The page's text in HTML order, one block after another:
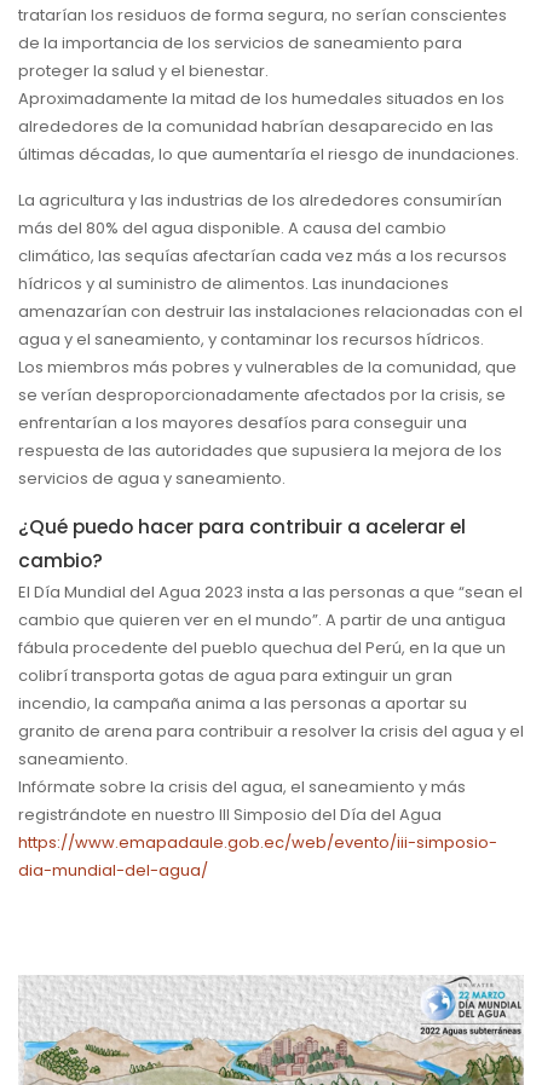
tratarían los residuos de forma segura, no serían conscientes
de la importancia de los servicios de saneamiento para
proteger la salud y el bienestar.
Aproximadamente la mitad de los humedales situados en los
alrededores de la comunidad habrían desaparecido en las
últimas décadas, lo que aumentaría el riesgo de inundaciones.
La agricultura y las industrias de los alrededores consumirían
más del 80% del agua disponible. A causa del cambio
climático, las sequías afectarían cada vez más a los recursos
hídricos y al suministro de alimentos. Las inundaciones
amenazarían con destruir las instalaciones relacionadas con el
agua y el saneamiento, y contaminar los recursos hídricos.
Los miembros más pobres y vulnerables de la comunidad, que
se verían desproporcionadamente afectados por la crisis, se
enfrentarían a los mayores desafíos para conseguir una
respuesta de las autoridades que supusiera la mejora de los
servicios de agua y saneamiento.
¿Qué puedo hacer para contribuir a acelerar el
cambio?
El Día Mundial del Agua 2023 insta a las personas a que “sean el
cambio que quieren ver en el mundo”. A partir de una antigua
fábula procedente del pueblo quechua del Perú, en la que un
colibrí transporta gotas de agua para extinguir un gran
incendio, la campaña anima a las personas a aportar su
granito de arena para contribuir a resolver la crisis del agua y el
saneamiento.
Infórmate sobre la crisis del agua, el saneamiento y más
registrándote en nuestro III Simposio del Día del Agua
https://www.emapadaule.gob.ec/web/evento/iii-simposio-
dia-mundial-del-agua/